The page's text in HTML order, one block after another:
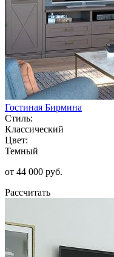
Гостиная Бирмина
Стиль:
Классический
Цвет:
Темный
от 44 000 руб.
Рассчитать